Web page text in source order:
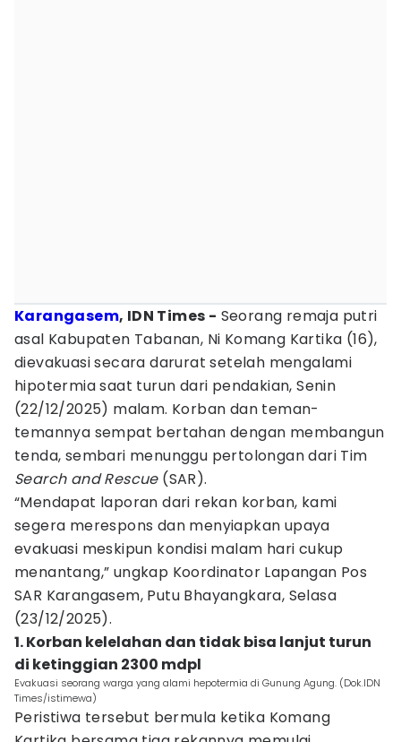
Karangasem, IDN Times - Seorang remaja putri
asal Kabupaten Tabanan, Ni Komang Kartika (16),
dievakuasi secara darurat setelah mengalami
hipotermia saat turun dari pendakian, Senin
(22/12/2025) malam. Korban dan teman-
temannya sempat bertahan dengan membangun
tenda, sembari menunggu pertolongan dari Tim
Search and Rescue (SAR).
“Mendapat laporan dari rekan korban, kami
segera merespons dan menyiapkan upaya
evakuasi meskipun kondisi malam hari cukup
menantang,” ungkap Koordinator Lapangan Pos
SAR Karangasem, Putu Bhayangkara, Selasa
(23/12/2025).
1. Korban kelelahan dan tidak bisa lanjut turun
di ketinggian 2300 mdpl
Evakuasi seorang warga yang alami hepotermia di Gunung Agung. (Dok.IDN
Times/istimewa)
Peristiwa tersebut bermula ketika Komang